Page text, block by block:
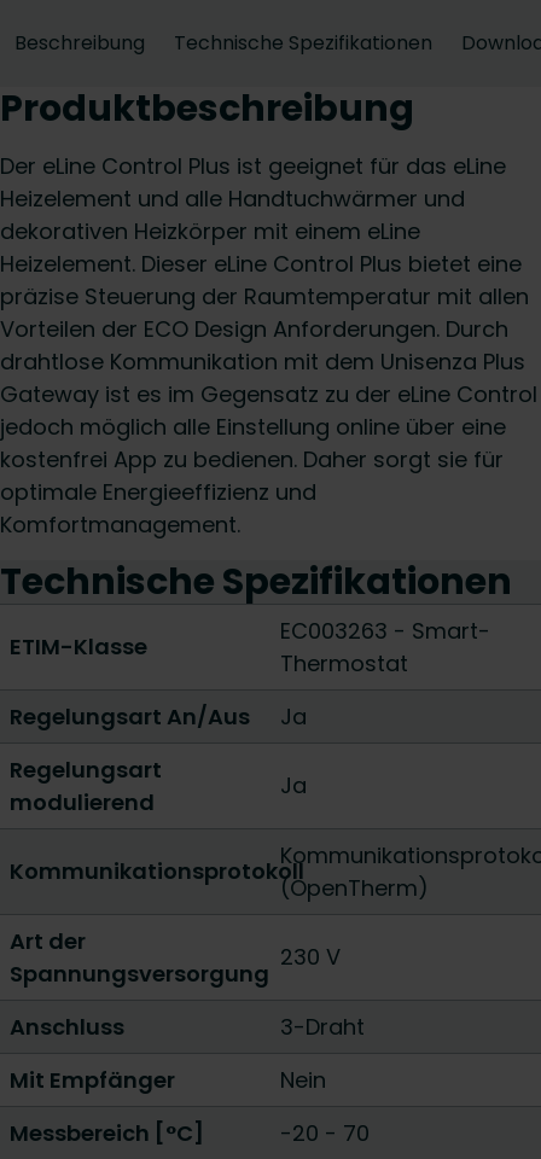
Beschreibung Technische Spezifikationen
Produktbeschreibung
Der eLine Control Plus ist geeignet für das eLine
Heizelement und alle Handtuchwärmer und
dekorativen Heizkörper mit einem eLine
Heizelement. Dieser eLine Control Plus bietet eine
präzise Steuerung der Raumtemperatur mit allen
Vorteilen der ECO Design Anforderungen. Durch
drahtlose Kommunikation mit dem Unisenza Plus
Gateway ist es im Gegensatz zu der eLine Control
jedoch möglich alle Einstellung online über eine
kostenfrei App zu bedienen. Daher sorgt sie für
optimale Energieeffizienz und
Komfortmanagement.
Technische Spezifikationen
ETIM-Klasse
EC003263 - Smart-
Thermostat
Regelungsart An/Aus
Ja
Regelungsart
modulierend
Ja
Kommunikationsprotokoll
(OpenTherm)
Art der
Spannungsversorgung
230 V
Anschluss
3-Draht
Mit Empfänger
Nein
Messbereich [°C]
-20 - 70